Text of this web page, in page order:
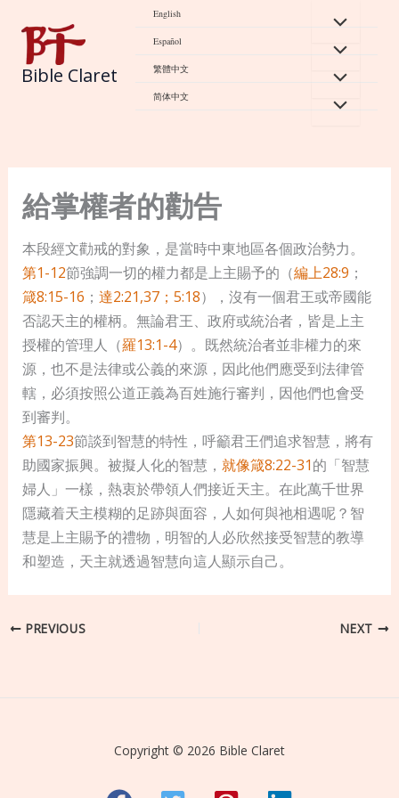
content
Bible Claret
English
Español
繁體中文
简体中文
給掌權者的勸告
本段經文勸戒的對象，是當時中東地區各個政治勢力。
第1-12節強調一切的權力都是上主賜予的（編上28:9 ；
箴8:15-16 ； 達2:21,37；5:18），沒有一個君王或帝國能
否認天主的權柄。無論君王、政府或統治者，皆是上主
授權的管理人（羅13:1-4）。既然統治者並非權力的來
源，也不是法律或公義的來源，因此他們應受到法律管
轄，必須按照公道正義為百姓施行審判，因他們也會受
到審判。
第13-23節談到智慧的特性，呼籲君王們追求智慧，將有
助國家振興。被擬人化的智慧， 就像箴8:22-31的「智慧
婦人」一樣，熱衷於帶領人們接近天主。在此萬千世界
隱藏着天主模糊的足跡與面容，人如何與祂相遇呢？智
慧是上主賜予的禮物，明智的人必欣然接受智慧的教導
和塑造，天主就透過智慧向這人顯示自己。
PREVIOUS NEXT
Copyright © 2026 Bible Claret